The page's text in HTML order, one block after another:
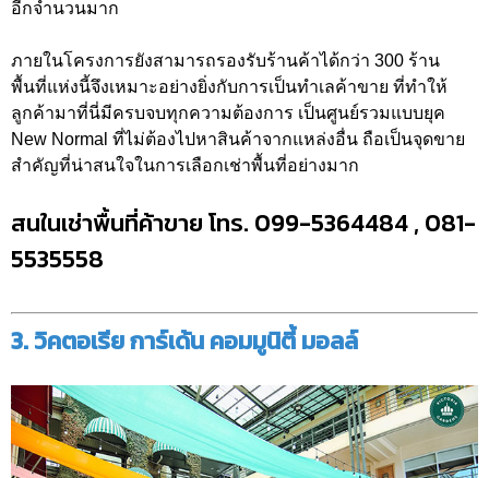
อีกจำนวนมาก
ภายในโครงการยังสามารถรองรับร้านค้าได้กว่า 300 ร้าน
พื้นที่แห่งนี้จึงเหมาะอย่างยิ่งกับการเป็นทำเลค้าขาย ที่ทำให้
ลูกค้ามาที่นี่มีครบจบทุกความต้องการ เป็นศูนย์รวมแบบยุค
New Normal ที่ไม่ต้องไปหาสินค้าจากแหล่งอื่น ถือเป็นจุดขาย
สำคัญที่น่าสนใจในการเลือกเช่าพื้นที่อย่างมาก
สนในเช่าพื้นที่ค้าขาย โทร. 099-5364484 , 081-
5535558
3. วิคตอเรีย การ์เด้น คอมมูนิตี้ มอลล์